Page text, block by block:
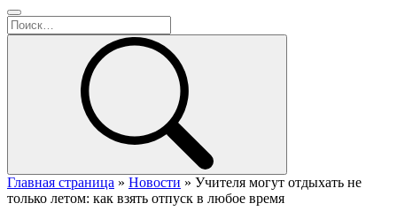
Главная страница » Новости » Учителя могут отдыхать не
только летом: как взять отпуск в любое время